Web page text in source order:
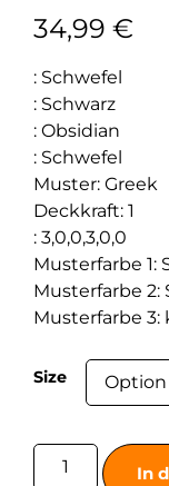
34,99 €
: Schwefel
: Schwarz
: Obsidian
: Schwefel
Muster: Greek
Deckkraft: 1
: 3,0,0,3,0,0
Musterfarbe 1:
Musterfarbe 2:
Musterfarbe 3:
Size
In